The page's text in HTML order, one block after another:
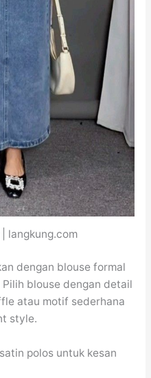
langkung.com
dengan blouse formal
blouse dengan detail
atau motif sederhana
style.
polos untuk kesan